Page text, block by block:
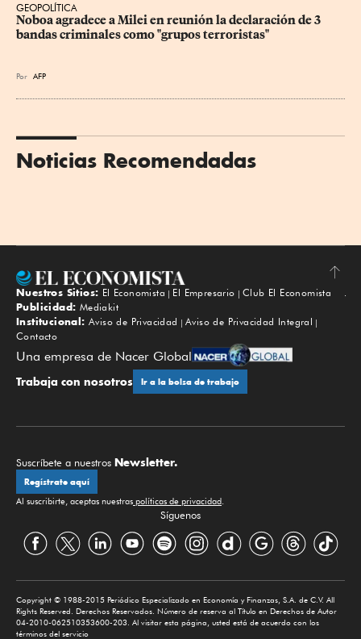
GEOPOLÍTICA
Noboa agradece a Milei en reunión la declaración de 3
bandas criminales como "grupos terroristas"
Por AFP
Noticias Recomendadas
Subir
Nuestros Sitios: El Economista El Empresario
Club El Economista
Publicidad: Mediakit
Institucional: Aviso de Privacidad
Aviso de Privacidad Integral
Contacto
Una empresa de Nacer Global
Trabaja con nosotros Ir a la bolsa de trabajo
Suscríbete a nuestros Newsletter.
Regístrate aquí
Al suscribirte, aceptas nuestras políticas de privacidad
Síguenos
Copyright © 1988-2015 Periódico Especializado en Economía y Finanzas, S.A. de C.V. All
Rights Reserved. Derechos Reservados. Número de reserva al Título en Derechos de Autor
04-2010-062510353600-203. Al visitar esta página, usted está de acuerdo con los
términos del servicio